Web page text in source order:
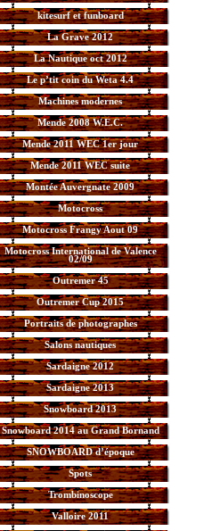
kitesurf et funboard
La Grave 2012
La Nautique oct 2012
Le p’tit coin du Weta 4.4
Machines modernes
Mende 2008 W.E.C.
Mende 2011 WEC 1er jour
Mende 2011 WEC suite
Montée Auvergnate 2009
Motocross
Motocross Frangy Aout 09
Motocross International de Valence
02/09
Outremer 45
Outremer Cup 2015
Portraits de photographes
Salons nautiques
Sardaigne 2012
Sardaigne 2013
Snowboard 2013
Snowboard 2014 au Grand Bornand
SNOWBOARD d’époque
Spots
Trombinoscope
Valloire 2011